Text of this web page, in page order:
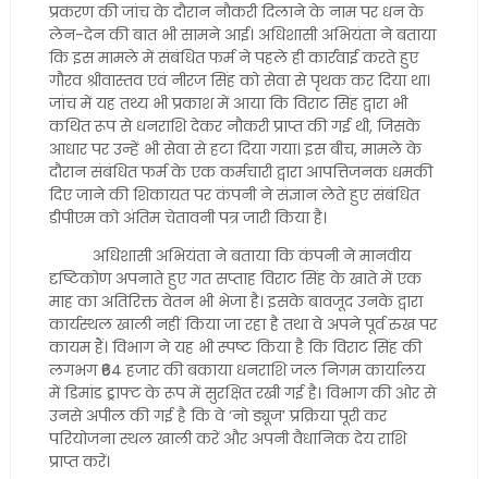
प्रकरण की जांच के दौरान नौकरी दिलाने के नाम पर धन के
लेन-देन की बात भी सामने आई। अधिशासी अभियंता ने बताया
कि इस मामले में संबंधित फर्म ने पहले ही कार्रवाई करते हुए
गौरव श्रीवास्तव एवं नीरज सिंह को सेवा से पृथक कर दिया था।
जांच में यह तथ्य भी प्रकाश में आया कि विराट सिंह द्वारा भी
कथित रूप से धनराशि देकर नौकरी प्राप्त की गई थी, जिसके
आधार पर उन्हें भी सेवा से हटा दिया गया। इस बीच, मामले के
दौरान संबंधित फर्म के एक कर्मचारी द्वारा आपत्तिजनक धमकी
दिए जाने की शिकायत पर कंपनी ने संज्ञान लेते हुए संबंधित
डीपीएम को अंतिम चेतावनी पत्र जारी किया है।
अधिशासी अभियंता ने बताया कि कंपनी ने मानवीय
दृष्टिकोण अपनाते हुए गत सप्ताह विराट सिंह के खाते में एक
माह का अतिरिक्त वेतन भी भेजा है। इसके बावजूद उनके द्वारा
कार्यस्थल खाली नहीं किया जा रहा है तथा वे अपने पूर्व रुख पर
कायम हैं। विभाग ने यह भी स्पष्ट किया है कि विराट सिंह की
लगभग ₹64 हजार की बकाया धनराशि जल निगम कार्यालय
में डिमांड ड्राफ्ट के रूप में सुरक्षित रखी गई है। विभाग की ओर से
उनसे अपील की गई है कि वे ‘नो ड्यूज’ प्रक्रिया पूरी कर
परियोजना स्थल खाली करें और अपनी वैधानिक देय राशि
प्राप्त करें।